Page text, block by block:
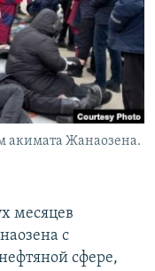
акимата Жанаозена.
месяцев
с
сфере,